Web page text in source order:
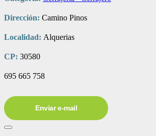
Dirección: Camino Pinos
Localidad: Alquerias
CP: 30580
695 665 758
Enviar e-mail